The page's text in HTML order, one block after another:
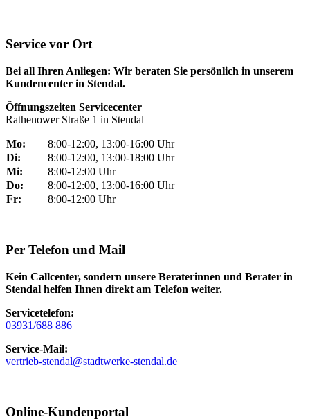
Service vor Ort
Bei all Ihren Anliegen: Wir beraten Sie persönlich in unserem
Kundencenter in Stendal.
Öffnungszeiten Servicecenter
Rathenower Straße 1 in Stendal
Mo:
8:00-12:00, 13:00-16:00 Uhr
Di:
8:00-12:00, 13:00-18:00 Uhr
Mi:
8:00-12:00 Uhr
Do:
8:00-12:00, 13:00-16:00 Uhr
Fr:
8:00-12:00 Uhr
Per Telefon und Mail
Kein Callcenter, sondern unsere Beraterinnen und Berater in
Stendal helfen Ihnen direkt am Telefon weiter.
Servicetelefon:
03931/688 886
Service-Mail:
vertrieb-stendal@stadtwerke-stendal.de
Online-Kundenportal